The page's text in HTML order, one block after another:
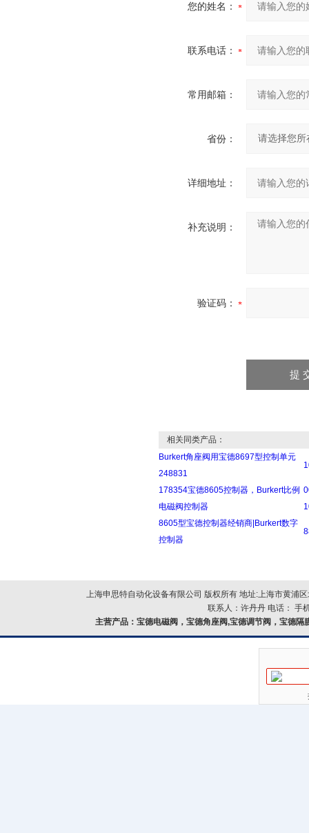
您的姓名：
联系电话：
常用邮箱：
省份：
详细地址：
补充说明：
验证码：
相关同类产品：
Burkert角座阀用宝德8697型控制单元
248831
178354宝德8605控制器，Burkert比例
电磁阀控制器
8605型宝德控制器经销商|Burkert数字
控制器
上海申思特自动化设备有限公司 版权所有 地址:上海市黄浦
联系人：许丹丹 电话： 手
主营产品：宝德电磁阀，宝德角座阀,宝德调节阀，宝德